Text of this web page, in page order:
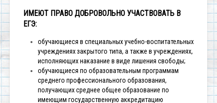
ИМЕЮТ ПРАВО ДОБРОВОЛЬНО УЧАСТВОВАТЬ В
ЕГЭ:
обучающиеся в специальных учебно-воспитательных
учреждениях закрытого типа, а также в учреждениях,
исполняющих наказание в виде лишения свободы;
обучающиеся по образовательным программам
среднего профессионального образования,
получающих среднее общее образование по
имеющим государственную аккредитацию